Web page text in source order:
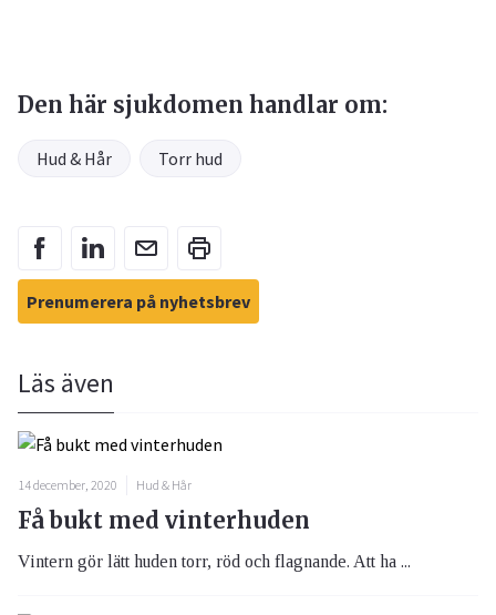
Den här sjukdomen handlar om:
Hud & Hår Torr hud
Prenumerera på nyhetsbrev
Läs även
14 december, 2020 Hud & Hår
Få bukt med vinterhuden
Vintern gör lätt huden torr, röd och flagnande. Att ha ...